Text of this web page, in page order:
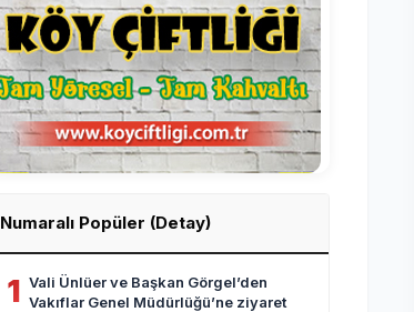
Numaralı Popüler (Detay)
1 Vali Ünlüer ve Başkan Görgel’den
Vakıflar Genel Müdürlüğü’ne ziyaret